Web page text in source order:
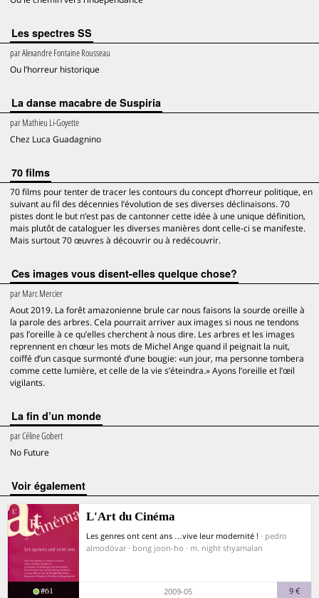
Les spectres SS
parAlexandre Fontaine Rousseau
Ou l’horreur historique
La danse macabre de Suspiria
parMathieu Li-Goyette
Chez Luca Guadagnino
70 films
70 films pour tenter de tracer les contours du concept d’horreur politique, en
suivant au fil des décennies l’évolution de ses diverses déclinaisons. 70
pistes dont le but n’est pas de cantonner cette idée à une unique définition,
mais plutôt de cataloguer les diverses manières dont celle-ci se manifeste.
Mais surtout 70 œuvres à découvrir ou à redécouvrir.
Ces images vous disent-elles quelque chose?
parMarc Mercier
Aout 2019. La forêt amazonienne brule car nous faisons la sourde oreille à
la parole des arbres. Cela pourrait arriver aux images si nous ne tendons
pas l’oreille à ce qu’elles cherchent à nous dire. Les arbres et les images
reprennent en chœur les mots de Michel Ange quand il peignait la nuit,
coiffé d’un casque surmonté d’une bougie: «un jour, ma personne tombera
comme cette lumière, et celle de la vie s’éteindra.» Ayons l’oreille et l’œil
vigilants.
La fin d’un monde
parCéline Gobert
No Future
voir également
L'Art du Cinéma
Les genres ont cent ans …vive leur modernité ! · pedro
almodóvar · bong joon-ho · m. night shyamalan
#61 2009-05 9 €